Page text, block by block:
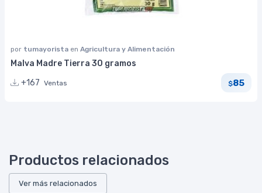
por tumayorista en Agricultura y Alimentación
Malva Madre Tierra 30 gramos
+167 Ventas $85
Productos relacionados
Ver más relacionados